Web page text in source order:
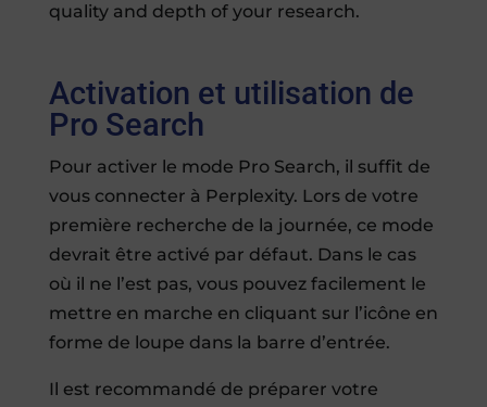
quality and depth of your research.
Activation et utilisation de
Pro Search
Pour activer le mode Pro Search, il suffit de
vous connecter à Perplexity. Lors de votre
première recherche de la journée, ce mode
devrait être activé par défaut. Dans le cas
où il ne l’est pas, vous pouvez facilement le
mettre en marche en cliquant sur l’icône en
forme de loupe dans la barre d’entrée.
Il est recommandé de préparer votre